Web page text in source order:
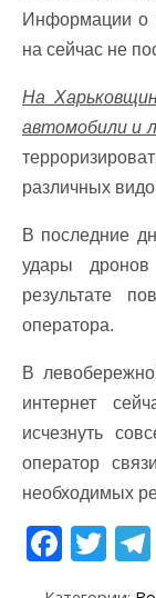
Информации о
на сейчас не
На
автомобили и
различных
В последние
удары
результате
оператора.
В
интернет
исчезнуть
оператор
необходимых
F T